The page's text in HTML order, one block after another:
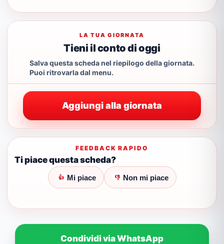
LA TUA GIORNATA
Tieni il conto di oggi
Salva questa scheda nel riepilogo della giornata.
Puoi ritrovarla dal menu.
Aggiungi alla giornata
FEEDBACK RAPIDO
Ti piace questa scheda?
👍 Mi piace 👎 Non mi piace
Condividi via WhatsApp